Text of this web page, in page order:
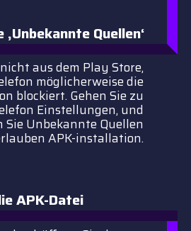
Quellen‘
aus dem Play Store,
möglicherweise die
blockiert. Gehen Sie zu
Einstellungen, und
Sie Unbekannte Quellen
APK-installation.
APK-Datei